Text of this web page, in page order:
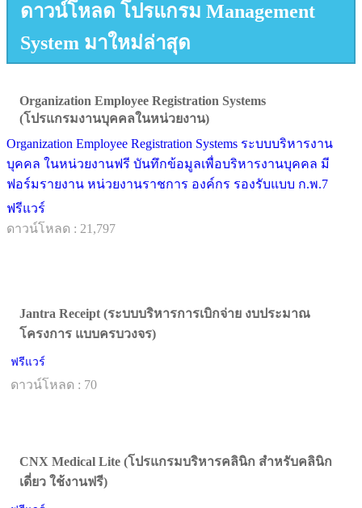
ดาวน์โหลด โปรแกรม Management
System มาใหม่ล่าสุด
Organization Employee Registration Systems
(โปรแกรมงานบุคคลในหน่วยงาน)
Organization Employee Registration Systems ระบบบริหารงาน
บุคคล ในหน่วยงานฟรี บันทึกข้อมูลเพื่อบริหารงานบุคคล มี
ฟอร์มรายงาน หน่วยงานราชการ องค์กร รองรับแบบ ก.พ.7
ฟรีแวร์
ดาวน์โหลด : 21,797
Jantra Receipt (ระบบบริหารการเบิกจ่าย งบประมาณ
โครงการ แบบครบวงจร)
ฟรีแวร์
ดาวน์โหลด : 70
CNX Medical Lite (โปรแกรมบริหารคลินิก สำหรับคลินิก
เดี่ยว ใช้งานฟรี)